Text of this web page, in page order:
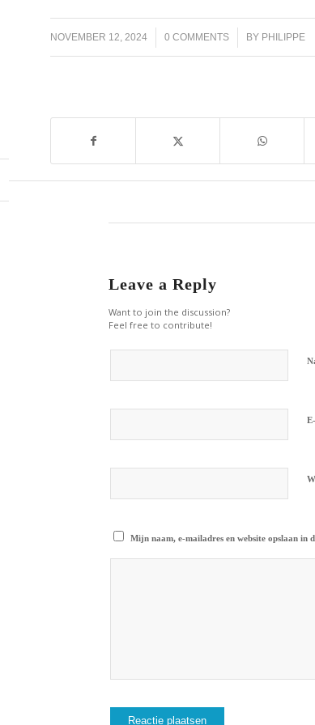
NOVEMBER 12, 2024
/ 0 COMMENTS
/ BY PHILIPPE
Leave a Reply
Want to join the discussion?
Feel free to contribute!
Mijn naam, e-mailadres en website opslaan in